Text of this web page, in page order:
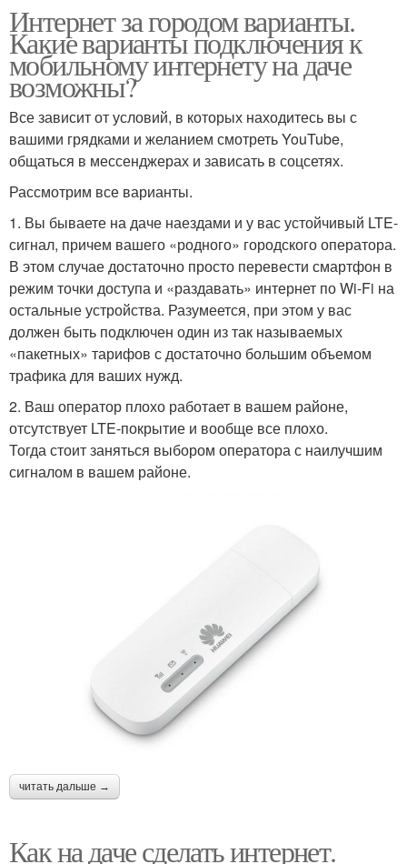
Интернет за городом варианты.
Какие варианты подключения к
мобильному интернету на даче
возможны?
Все зависит от условий, в которых находитесь вы с
вашими грядками и желанием смотреть YouTube,
общаться в мессенджерах и зависать в соцсетях.
Рассмотрим все варианты.
1. Вы бываете на даче наездами и у вас устойчивый LTE-
сигнал, причем вашего «родного» городского оператора.
В этом случае достаточно просто перевести смартфон в
режим точки доступа и «раздавать» интернет по Wi-Fi на
остальные устройства. Разумеется, при этом у вас
должен быть подключен один из так называемых
«пакетных» тарифов с достаточно большим объемом
трафика для ваших нужд.
2. Ваш оператор плохо работает в вашем районе,
отсутствует LTE-покрытие и вообще все плохо.
Тогда стоит заняться выбором оператора с наилучшим
сигналом в вашем районе.
читать дальше →
Как на даче сделать интернет.